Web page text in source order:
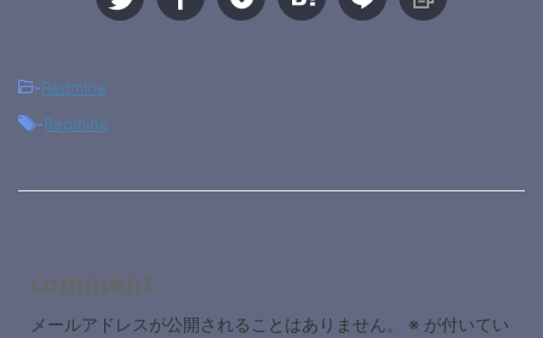
-Redmine
-Redmine
comment
メールアドレスが公開されることはありません。 ※ が付いてい